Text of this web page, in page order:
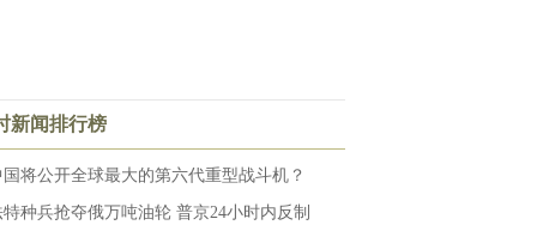
新闻排行榜
国将公开全球最大的第六代重型战斗机？
特种兵抢夺俄万吨油轮 普京24小时内反制